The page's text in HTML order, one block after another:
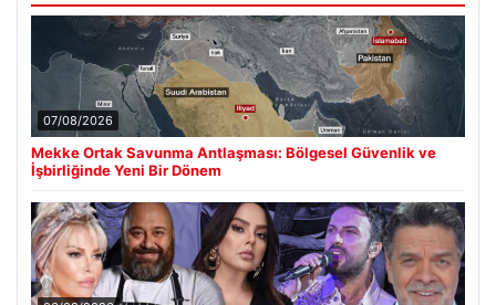
07/08/2026
Mekke Ortak Savunma Antlaşması: Bölgesel Güvenlik ve
İşbirliğinde Yeni Bir Dönem